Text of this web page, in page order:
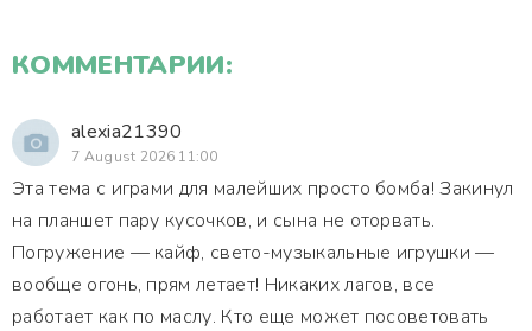
КОММЕНТАРИИ:
alexia21390
7 August 2026 11:00
Эта тема с играми для малейших просто бомба! Закинул
на планшет пару кусочков, и сына не оторвать.
Погружение — кайф, свето-музыкальные игрушки —
вообще огонь, прям летает! Никаких лагов, все
работает как по маслу. Кто еще может посоветовать